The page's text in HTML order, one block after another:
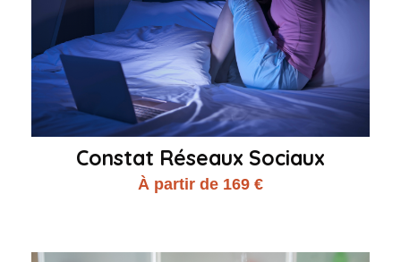
Constat Réseaux Sociaux
À partir de 169 €